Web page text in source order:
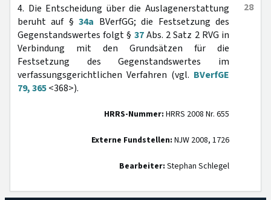
28
4. Die Entscheidung über die Auslagenerstattung
beruht auf §34a BVerfGG; die Festsetzung des
Gegenstandswertes folgt § 37Abs. 2 Satz 2 RVG in
Verbindung mit den Grundsätzen für die
Festsetzung des Gegenstandswertes im
verfassungsgerichtlichen Verfahren (vgl. BVerfGE
79, 365<368>).
HRRS-Nummer: HRRS 2008 Nr. 655
Externe Fundstellen: NJW 2008, 1726
Bearbeiter: Stephan Schlegel